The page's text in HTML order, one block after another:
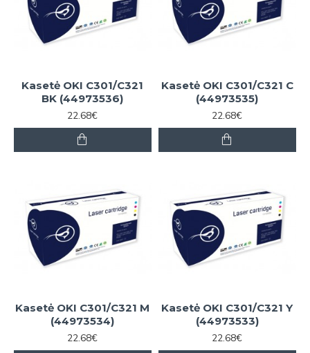
Kasetė OKI C301/C321
BK (44973536)
22.68€
Kasetė OKI C301/C321 C
(44973535)
22.68€
Kasetė OKI C301/C321 M
(44973534)
22.68€
Kasetė OKI C301/C321 Y
(44973533)
22.68€